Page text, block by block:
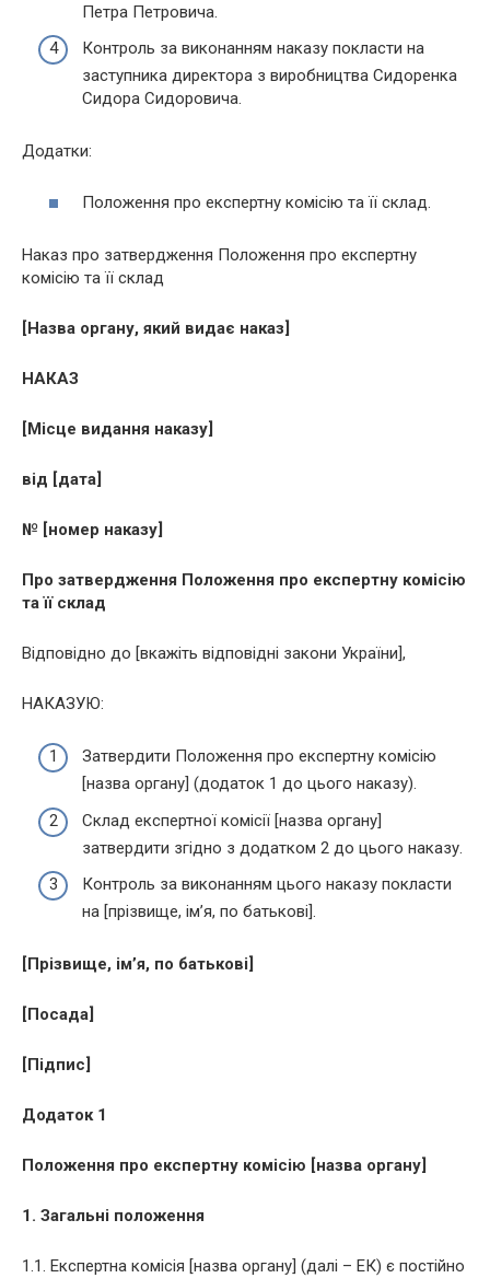
Петра Петровича.
Контроль за виконанням наказу покласти на
заступника директора з виробництва Сидоренка
Сидора Сидоровича.
Додатки:
Положення про експертну комісію та її склад.
Наказ про затвердження Положення про експертну
комісію та її склад
[Назва органу, який видає наказ]
НАКАЗ
[Місце видання наказу]
від [дата]
№ [номер наказу]
Про затвердження Положення про експертну комісію
та її склад
Відповідно до [вкажіть відповідні закони України],
НАКАЗУЮ:
Затвердити Положення про експертну комісію
[назва органу] (додаток 1 до цього наказу).
Склад експертної комісії [назва органу]
затвердити згідно з додатком 2 до цього наказу.
Контроль за виконанням цього наказу покласти
на [прізвище, ім’я, по батькові].
[Прізвище, ім’я, по батькові]
[Посада]
[Підпис]
Додаток 1
Положення про експертну комісію [назва органу]
1. Загальні положення
1.1. Експертна комісія [назва органу] (далі – ЕК) є постійно